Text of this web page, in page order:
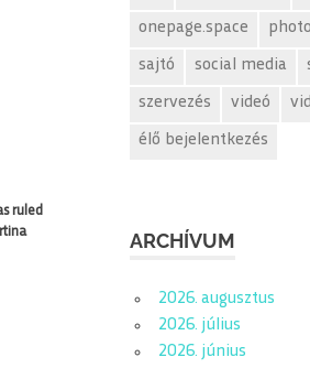
ruled
onepage.space
sajtó social media
szervezés videó
élő bejelentkezés
ARCHÍVUM
2026. augusztus
2026. július
2026. június